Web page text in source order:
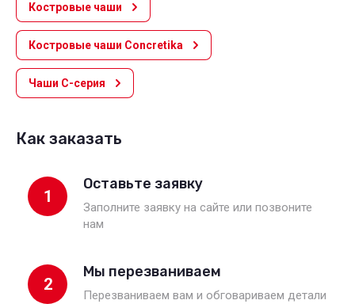
Костровые чаши
Костровые чаши Concretika
Чаши С-серия
Как заказать
1
Оставьте заявку
Заполните заявку на сайте или позвоните
нам
2
Мы перезваниваем
Перезваниваем вам и обговариваем детали